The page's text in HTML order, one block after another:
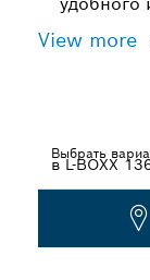
View more
Выбрать